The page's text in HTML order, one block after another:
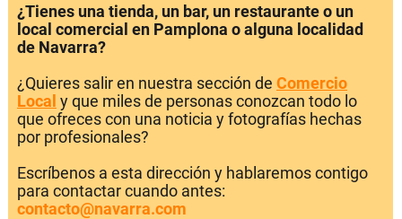
¿Tienes una tienda, un bar, un restaurante o un
local comercial en Pamplona o alguna localidad
de Navarra?
¿Quieres salir en nuestra sección de Comercio
Local y que miles de personas conozcan todo lo
que ofreces con una noticia y fotografías hechas
por profesionales?
Escríbenos a esta dirección y hablaremos contigo
para contactar cuando antes:
contacto@navarra.com